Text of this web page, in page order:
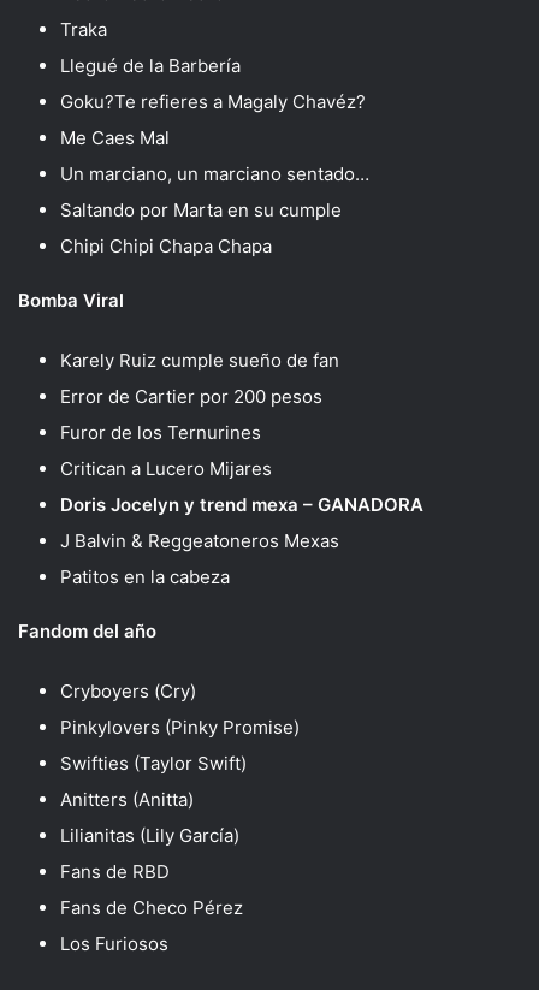
Traka
Llegué de la Barbería
Goku?Te refieres a Magaly Chavéz?
Me Caes Mal
Un marciano, un marciano sentado…
Saltando por Marta en su cumple
Chipi Chipi Chapa Chapa
Bomba Viral
Karely Ruiz cumple sueño de fan
Error de Cartier por 200 pesos
Furor de los Ternurines
Critican a Lucero Mijares
Doris Jocelyn y trend mexa – GANADORA
J Balvin & Reggeatoneros Mexas
Patitos en la cabeza
Fandom del año
Cryboyers (Cry)
Pinkylovers (Pinky Promise)
Swifties (Taylor Swift)
Anitters (Anitta)
Lilianitas (Lily García)
Fans de RBD
Fans de Checo Pérez
Los Furiosos